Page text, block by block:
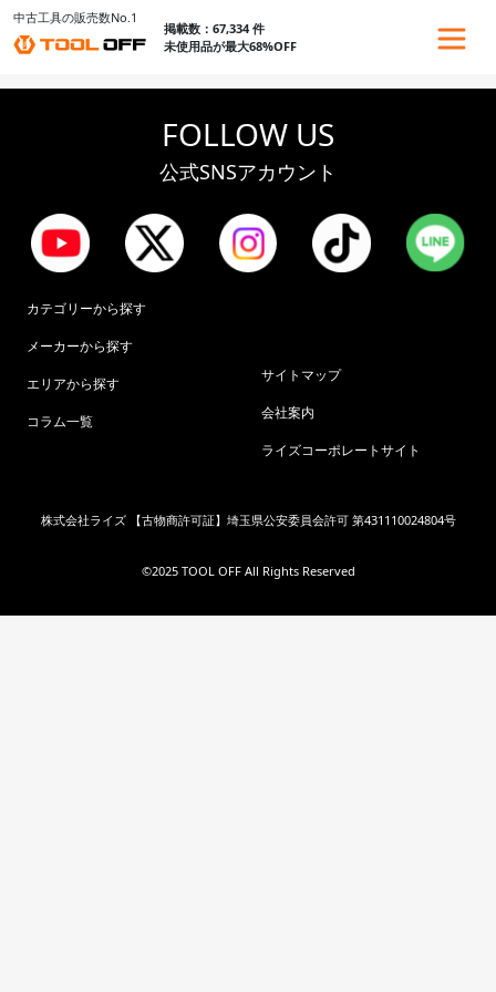
中古工具の販売数No.1
掲載数：67,334 件
未使用品が最大68%OFF
FOLLOW US
公式SNSアカウント
カテゴリーから探す
メーカーから探す
エリアから探す
コラム一覧
サイトマップ
会社案内
ライズコーポレートサイト
株式会社ライズ 【古物商許可証】埼玉県公安委員会許可 第431110024804号
©︎2025 TOOL OFF All Rights Reserved